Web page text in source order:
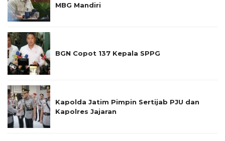
MBG Mandiri
BGN Copot 137 Kepala SPPG
Kapolda Jatim Pimpin Sertijab PJU dan
Kapolres Jajaran